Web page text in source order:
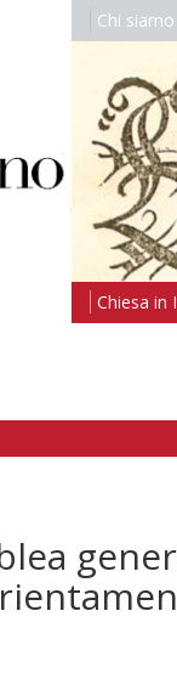
Chi siamo
Chiesa in